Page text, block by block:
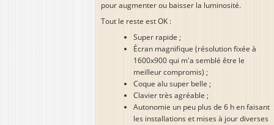
pour augmenter ou baisser la luminosité.
Tout le reste est OK :
Super rapide ;
Écran magnifique (résolution fixée à
1600x900 qui m'a semblé être le
meilleur compromis) ;
Coque alu super belle ;
Clavier très agréable ;
Autonomie un peu plus de 6 h en faisant
les installations et mises à jour diverses